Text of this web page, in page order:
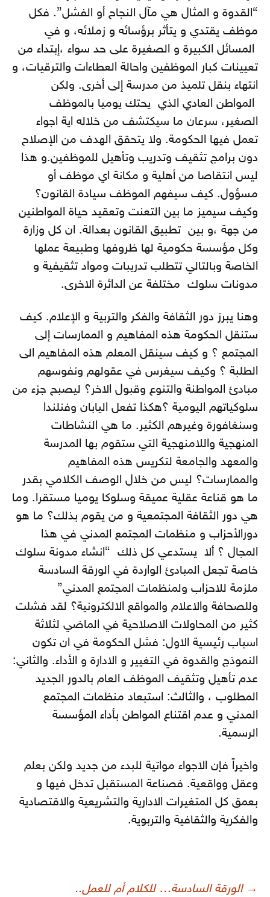
“القدوة و المثال هي مآل النجاح أو الفشل”. فكل
موظف يقتدي و يتأثر برؤسائه و زملائه، و في
المسائل الكبيرة و الصغيرة على حد سواء ،إبتداء من
تعيينات كبار الموظفين واحالة العطاءات والترقيات، و
انتهاء بنقل تلميذ من مدرسة إلى أخرى. ولكن
المواطن العادي الذي يحتك يوميا بالموظف
الصغير، سرعان ما سيكتشف من خلاله اية اجواء
تعمل فيها الحكومة. ولا يتحقق الهدف من الإصلاح
دون برامج تثقيف وتدريب وتأهيل للموظفين.و هذا
ليس انتقاصا من أهلية و مكانة اي موظف أو
مسؤول. كيف سيفهم الموظف سيادة القانون؟
وكيف سيميز ما بين التعنت وتعقيد حياة المواطنين
من جهة ،و بين تطبيق القانون بعدالة. ان كل وزارة
وكل مؤسسة حكومية لها ظروفها وطبيعة عملها
الخاصة وبالتالي تتطلب تدريبات ومواد تثقيفية و
مدونات سلوك مختلفة عن الدائرة الاخرى.
وهنا يبرز دور الثقافة والفكر والتربية و الإعلام. كيف
ستنقل الحكومة هذه المفاهيم و الممارسات إلى
المجتمع ؟ و كيف سينقل المعلم هذه المفاهيم الى
الطلبة ؟ وكيف سيغرس في عقولهم ونفوسهم
مبادئ المواطنة والتنوع وقبول الاخر؟ ليصبح جزء من
سلوكياتهم اليومية ؟هكذا تفعل اليابان وفنلندا
وسنغافورة وغيرهم الكثير. ما هي النشاطات
المنهجية واللامنهجية التي ستقوم بها المدرسة
والمعهد والجامعة لتكريس هذه المفاهيم
والممارسات؟ ليس من خلال الوصف الكلامي بقدر
ما هو قناعة عقلية عميقة وسلوكا يوميا مستقرا. وما
هي دور الثقافة المجتمعية و من يقوم بذلك؟ ما هو
دورالأحزاب و منظمات المجتمع المدني في هذا
المجال ؟ ألا يستدعي كل ذلك “انشاء مدونة سلوك
خاصة تجعل المبادئ الواردة في الورقة السادسة
ملزمة للاحزاب ولمنظمات المجتمع المدني”
وللصحافة والاعلام والمواقع الالكترونية؟ لقد فشلت
كثير من المحاولات الاصلاحية في الماضي لثلاثة
اسباب رئيسية الاول: فشل الحكومة في ان تكون
النموذج والقدوة في التغيير و الادارة و الأداء. والثاني:
عدم تأهيل وتثقيف الموظف العام بالدور الجديد
المطلوب ، والثالث: استبعاد منظمات المجتمع
المدني و عدم اقتناع المواطن بأداء المؤسسة
الرسمية.
واخيراً فإن الاجواء مواتية للبدء من جديد ولكن بعلم
وعقل وواقعية. فصناعة المستقبل تدخل فيها و
بعمق كل المتغيرات الادارية والتشريعية والاقتصادية
والفكرية والثقافية والتربوية.
تصفّح
→ الورقة السادسة… للكلام أم للعمل..